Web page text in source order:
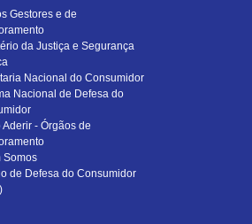
Gestores e de
da Justiça e Segurança
Nacional do Consumidor
Nacional de Defesa do
Aderir - Órgãos de
Somos
de Defesa do Consumidor